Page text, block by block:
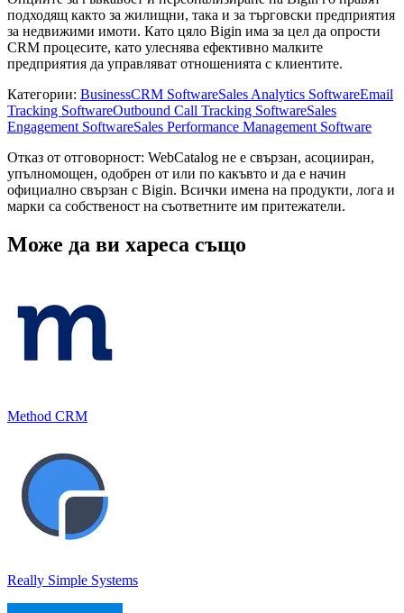
подходящ както за жилищни, така и за търговски предприятия
за недвижими имоти. Като цяло Bigin има за цел да опрости
CRM процесите, като улеснява ефективно малките
предприятия да управляват отношенията с клиентите.
Категории: BusinessCRM SoftwareSales Analytics SoftwareEmail
Tracking SoftwareOutbound Call Tracking SoftwareSales
Engagement SoftwareSales Performance Management Software
Отказ от отговорност: WebCatalog не е свързан, асоцииран,
упълномощен, одобрен от или по какъвто и да е начин
официално свързан с Bigin. Всички имена на продукти, лога и
марки са собственост на съответните им притежатели.
Може да ви хареса също
Method CRM
Really Simple Systems